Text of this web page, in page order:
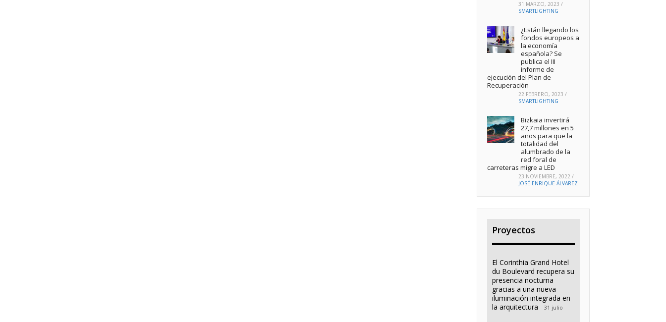
31 MARZO, 2023 /
SMARTLIGHTING
¿Están llegando los
fondos europeos a
la economía
española? Se
publica el III
informe de
ejecución del Plan de
Recuperación
22 FEBRERO, 2023 /
SMARTLIGHTING
Bizkaia invertirá
27,7 millones en 5
años para que la
totalidad del
alumbrado de la
red foral de
carreteras migre a LED
23 NOVIEMBRE, 2022 /
JOSÉ ENRIQUE ÁLVAREZ
Proyectos
El Corinthia Grand Hotel
du Boulevard recupera su
presencia nocturna
gracias a una nueva
iluminación integrada en
la arquitectura
31 julio